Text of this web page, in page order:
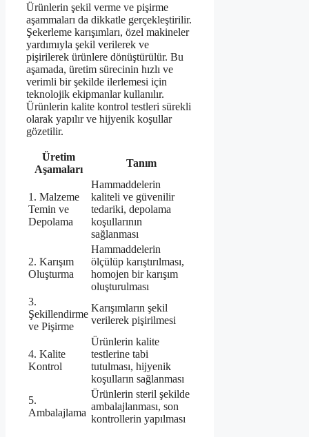
Ürünlerin şekil verme ve pişirme
aşammaları da dikkatle gerçekleştirilir.
Şekerleme karışımları, özel makineler
yardımıyla şekil verilerek ve
pişirilerek ürünlere dönüştürülür. Bu
aşamada, üretim sürecinin hızlı ve
verimli bir şekilde ilerlemesi için
teknolojik ekipmanlar kullanılır.
Ürünlerin kalite kontrol testleri sürekli
olarak yapılır ve hijyenik koşullar
gözetilir.
Üretim
Aşamaları
Tanım
1. Malzeme
Temin ve
Depolama
Hammaddelerin
kaliteli ve güvenilir
tedariki, depolama
koşullarının
sağlanması
2. Karışım
Oluşturma
Hammaddelerin
ölçülüp karıştırılması,
homojen bir karışım
oluşturulması
3.
Şekillendirme
ve Pişirme
Karışımların şekil
verilerek pişirilmesi
4. Kalite
Kontrol
Ürünlerin kalite
testlerine tabi
tutulması, hijyenik
koşulların sağlanması
5.
Ambalajlama
Ürünlerin steril şekilde
ambalajlanması, son
kontrollerin yapılması